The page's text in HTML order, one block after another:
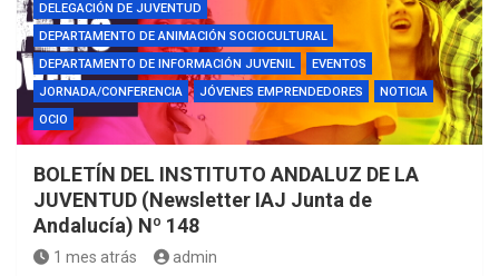
DELEGACIÓN DE JUVENTUD
DEPARTAMENTO DE ANIMACIÓN SOCIOCULTURAL
DEPARTAMENTO DE INFORMACIÓN JUVENIL
EVENTOS
JORNADA/CONFERENCIA
JÓVENES EMPRENDEDORES
NOTICIA
OCIO
BOLETÍN DEL INSTITUTO ANDALUZ DE LA
JUVENTUD (Newsletter IAJ Junta de
Andalucía) Nº 148
1 mes atrás admin